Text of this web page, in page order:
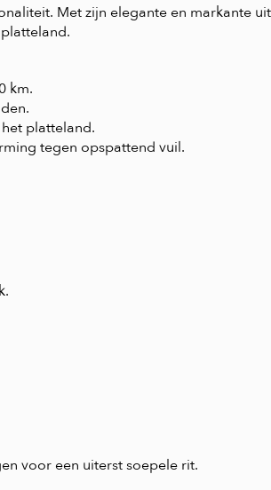
Met zijn elegante en markante
km.
platteland.
tegen opspattend vuil.
voor een uiterst soepele rit.